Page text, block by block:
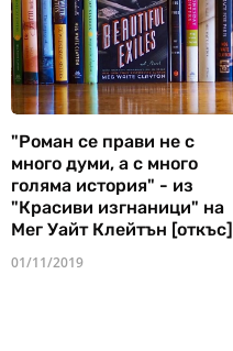
"Роман се прави не с
много думи, а с много
голяма история" - из
"Красиви изгнаници" на
Мег Уайт Клейтън [откъс]
01/11/2019